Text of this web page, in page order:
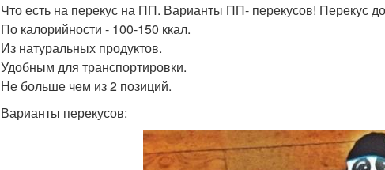
Что есть на перекус на ПП. Варианты ПП- перекусов! Перекус
По калорийности - 100-150 ккал.
Из натуральных продуктов.
Удобным для транспортировки.
Не больше чем из 2 позиций.
Варианты перекусов: